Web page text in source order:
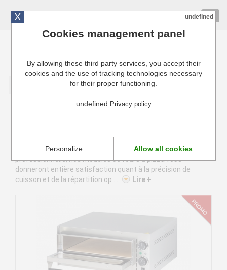
Cuisinresto: Ustensiles de cuisine pour professionnels
Le four à pizza professionnel vous permet de cuire
rapidement vos délicieuses pizzas. Tous de conception
professionnelle, nos modèles de fours à pizza vous
donneront entière satisfaction quant à la précision de
cuisson et de la répartition op ...
Lire +
X undefined
Cookies management panel
By allowing these third party services, you accept their
cookies and the use of tracking technologies necessary
for their proper functioning.
undefined Privacy policy
Personalize Allow all cookies